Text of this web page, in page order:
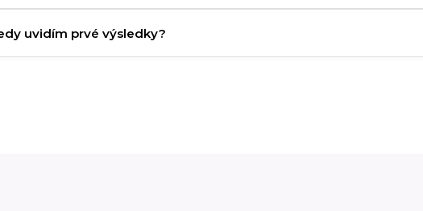
zamerané na intenzívnu opravu a stimuláciu tvorby
uvidím prvé výsledky?